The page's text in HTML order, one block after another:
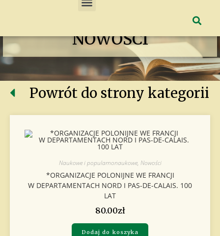
NOWOŚCI
Powrót do strony kategorii
Naukowe i popularnonaukowe, Nowości
*ORGANIZACJE POLONIJNE WE FRANCJI
W DEPARTAMENTACH NORD I PAS-DE-CALAIS. 100
LAT
80.00zł
Dodaj do koszyka